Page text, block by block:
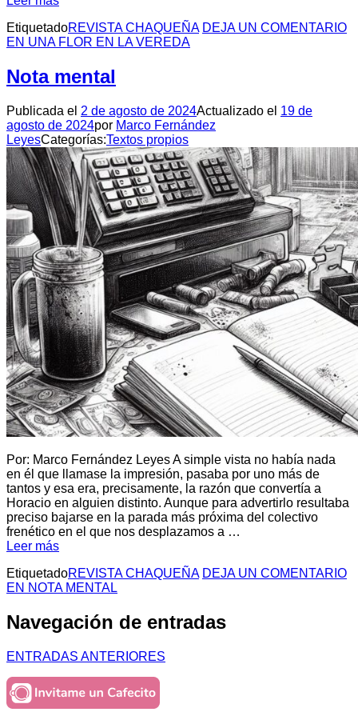
EtiquetadoREVISTA CHAQUEÑA DEJA UN COMENTARIO
EN UNA FLOR EN LA VEREDA
Nota mental
Publicada el 2 de agosto de 2024Actualizado el 19 de
agosto de 2024por Marco Fernández
LeyesCategorías:Textos propios
Por: Marco Fernández Leyes A simple vista no había nada
en él que llamase la impresión, pasaba por uno más de
tantos y esa era, precisamente, la razón que convertía a
Horacio en alguien distinto. Aunque para advertirlo resultaba
preciso bajarse en la parada más próxima del colectivo
frenético en el que nos desplazamos a …
Leer más
EtiquetadoREVISTA CHAQUEÑA DEJA UN COMENTARIO
EN NOTA MENTAL
Navegación de entradas
ENTRADAS ANTERIORES